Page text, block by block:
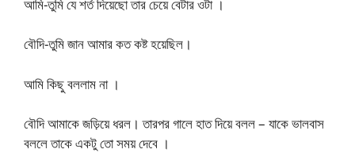
আমি-তুমি যে শর্ত দিয়েছো তার চেয়ে বেটার ওটা ।
বৌদি-তুমি জান আমার কত কষ্ট হয়েছিল।
আমি কিছু বললাম না ।
বৌদি আমাকে জড়িয়ে ধরল। তারপর গালে হাত দিয়ে বলল – যাকে ভালবাস
বললে তাকে একটু তো সময় দেবে ।